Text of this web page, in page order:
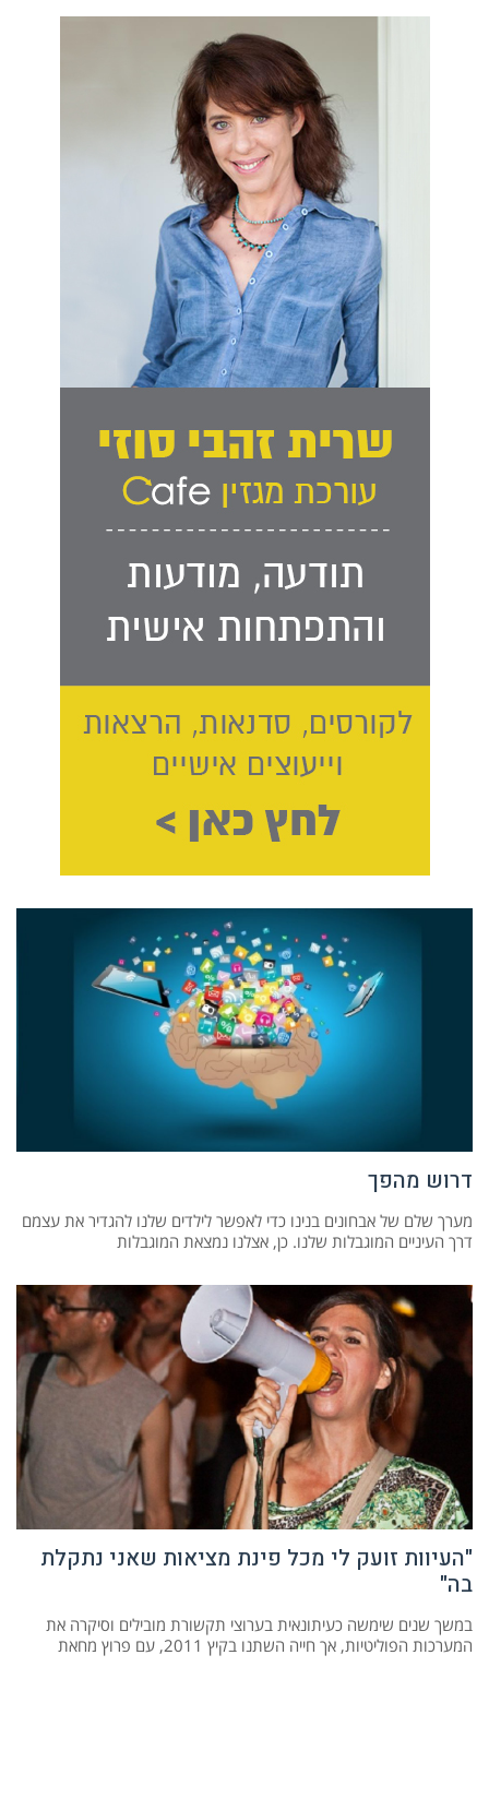
דרוש מהפך
מערך שלם של אבחונים בנינו כדי לאפשר לילדים שלנו להגדיר את עצמם
דרך העיניים המוגבלות שלנו. כן, אצלנו נמצאת המוגבלות
"העיוות זועק לי מכל פינת מציאות שאני נתקלת
בה"
במשך שנים שימשה כעיתונאית בערוצי תקשורת מובילים וסיקרה את
המערכות הפוליטיות, אך חייה השתנו בקיץ 2011, עם פרוץ מחאת